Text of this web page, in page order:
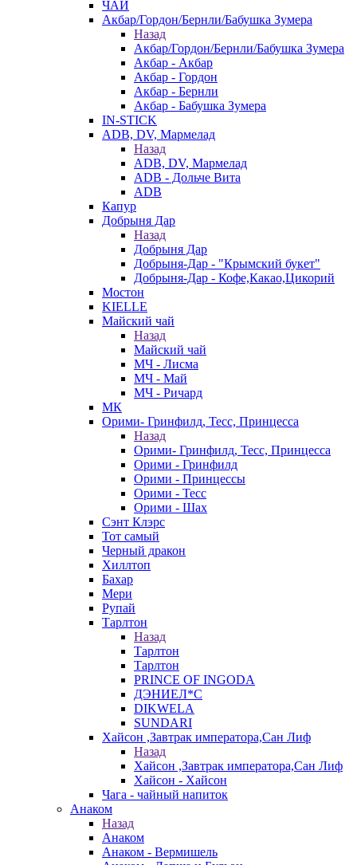
ЧАЙ
Акбар/Гордон/Бернли/Бабушка Зумера
Назад
Акбар/Гордон/Бернли/Бабушка Зумера
Акбар - Акбар
Акбар - Гордон
Акбар - Бернли
Акбар - Бабушка Зумера
IN-STICK
ADB, DV, Мармелад
Назад
ADB, DV, Мармелад
ADB - Дольче Вита
ADB
Капур
Добрыня Дар
Назад
Добрыня Дар
Добрыня-Дар - "Крымский букет"
Добрыня-Дар - Кофе,Какао,Цикорий
Мостон
KIELLE
Майский чай
Назад
Майский чай
МЧ - Лисма
МЧ - Май
МЧ - Ричард
МК
Орими- Гринфилд, Тесс, Принцесса
Назад
Орими- Гринфилд, Тесс, Принцесса
Орими - Гринфилд
Орими - Принцессы
Орими - Тесс
Орими - Шах
Сэнт Клэрс
Тот самый
Черный дракон
Хиллтоп
Бахар
Мери
Рупай
Тарлтон
Назад
Тарлтон
Тарлтон
PRINCE OF INGODA
ДЭНИЕЛ*С
DIKWELA
SUNDARI
Хайсон ,Завтрак императора,Сан Лиф
Назад
Хайсон ,Завтрак императора,Сан Лиф
Хайсон - Хайсон
Чага - чайный напиток
Анаком
Назад
Анаком
Анаком - Вермишель